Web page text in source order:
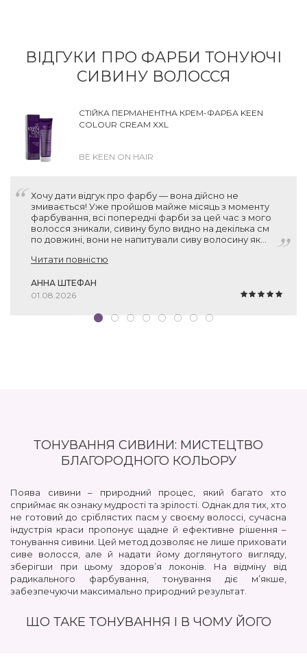
ВІДГУКИ ПРО ФАРБИ ТОНУЮЧІ
СИВИНУ ВОЛОССЯ
СТІЙКА ПЕРМАНЕНТНА КРЕМ-ФАРБА KEEN
COLOUR CREAM XXL
BE KEEN ON HAIR
Хочу дати відгук про фарбу — вона дійсно не
змивається! Уже пройшов майже місяць з моменту
фарбування, всі попередні фарби за цей час з мого
волосся зникали, сивину було видно на декілька см
по довжині, вони не напитували сиву волосину як
пігменту місцями відросли, звісно, але вся інша
дякую вам за рекомендацію, фарба прекрасна!
Читати повністю
АННА ШТЕФАН
01.08.2026
ТОНУВАННЯ СИВИНИ: МИСТЕЦТВО
БЛАГОРОДНОГО КОЛЬОРУ
Поява сивини – природний процес, який багато хто
сприймає як ознаку мудрості та зрілості. Однак для тих, хто
не готовий до сріблястих пасм у своєму волоссі, сучасна
індустрія краси пропонує щадне й ефективне рішення –
тонування сивини. Цей метод дозволяє не лише приховати
сиве волосся, але й надати йому доглянутого вигляду,
зберігши при цьому здоров’я локонів. На відміну від
радикального фарбування, тонування діє м’якше,
забезпечуючи максимально природний результат.
ЩО ТАКЕ ТОНУВАННЯ І В ЧОМУ ЙОГО